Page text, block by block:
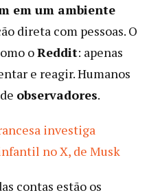
em um ambiente
direta com pessoas. O
oReddit: apenas
e reagir. Humanos
observadores.
investiga
no X, de Musk
contas estão os